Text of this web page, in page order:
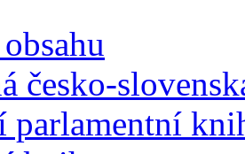
česko-
parlamentní